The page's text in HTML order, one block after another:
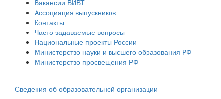
Вакансии ВИВТ
Ассоциация выпускников
Контакты
Часто задаваемые вопросы
Национальные проекты России
Министерство науки и высшего образования РФ
Министерство просвещения РФ
Сведения об образовательной организации